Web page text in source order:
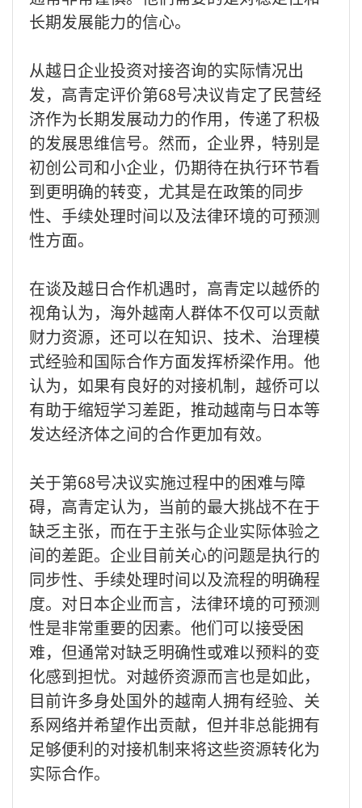
长期发展能力的信心。
从越日企业投资对接咨询的实际情况出
发，高青定评价第68号决议肯定了民营经
济作为长期发展动力的作用，传递了积极
的发展思维信号。然而，企业界，特别是
初创公司和小企业，仍期待在执行环节看
到更明确的转变，尤其是在政策的同步
性、手续处理时间以及法律环境的可预测
性方面。
在谈及越日合作机遇时，高青定以越侨的
视角认为，海外越南人群体不仅可以贡献
财力资源，还可以在知识、技术、治理模
式经验和国际合作方面发挥桥梁作用。他
认为，如果有良好的对接机制，越侨可以
有助于缩短学习差距，推动越南与日本等
发达经济体之间的合作更加有效。
关于第68号决议实施过程中的困难与障
碍，高青定认为，当前的最大挑战不在于
缺乏主张，而在于主张与企业实际体验之
间的差距。企业目前关心的问题是执行的
同步性、手续处理时间以及流程的明确程
度。对日本企业而言，法律环境的可预测
性是非常重要的因素。他们可以接受困
难，但通常对缺乏明确性或难以预料的变
化感到担忧。对越侨资源而言也是如此，
目前许多身处国外的越南人拥有经验、关
系网络并希望作出贡献，但并非总能拥有
足够便利的对接机制来将这些资源转化为
实际合作。